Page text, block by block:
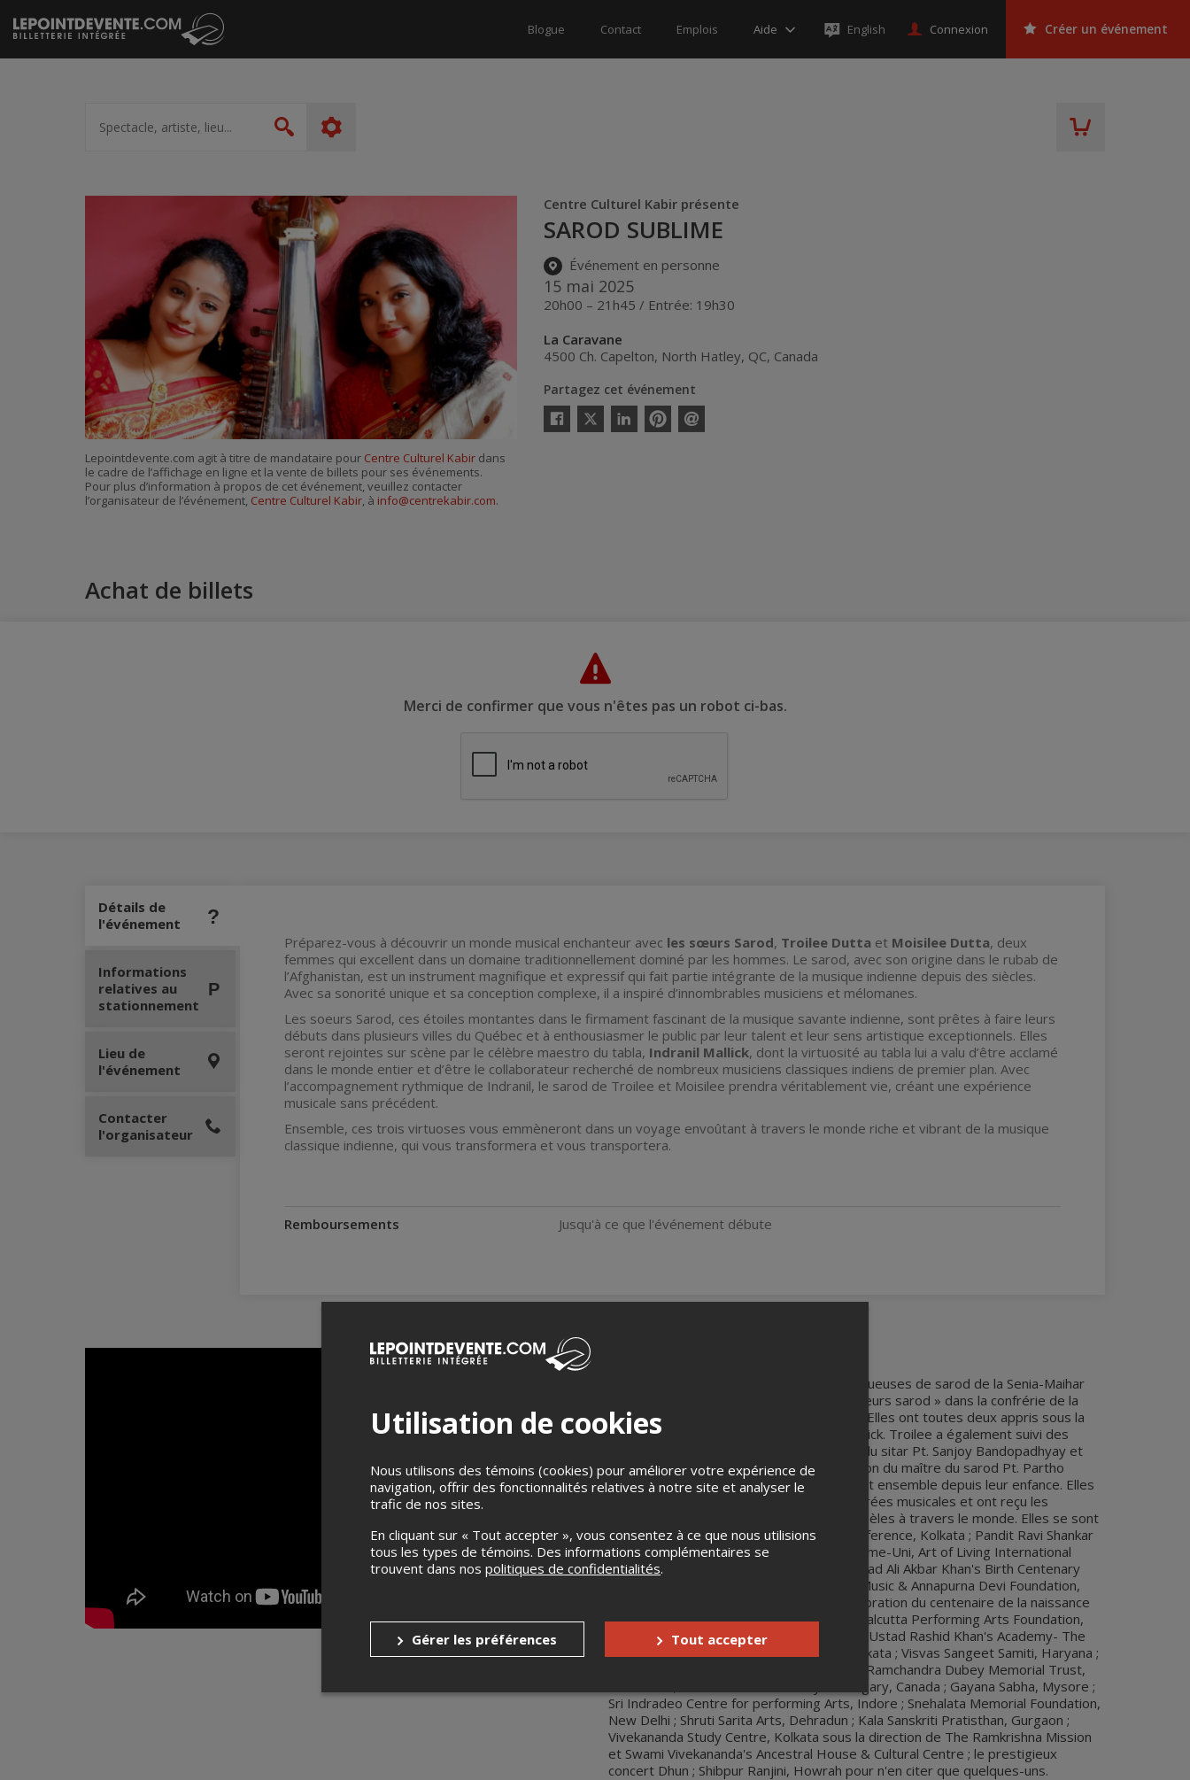
Passer
au
contenu
Blogue Contact Emplois Aide English Connexion Créer un événement
artiste,
lieu...
Rechercher
Centre Culturel Kabir présente
SAROD SUBLIME
Événement en personne
15 mai 2025
20h00 – 21h45 / Entrée: 19h30
La Caravane
4500 Ch. Capelton, North Hatley, QC, Canada
Partagez cet événement
Facebook
Twitter
LinkedinPinterestEnvoyer
Lepointdevente.com agit à titre de mandataire pour Centre Culturel Kabir dans
le cadre de l’affichage en ligne et la vente de billets pour ses événements.
Pour plus d’information à propos de cet événement, veuillez contacter
l’organisateur de l’événement, Centre Culturel Kabir, à info@centrekabir.com.
Achat de billets
Merci de confirmer que vous n'êtes pas un robot ci-bas.
Détails de
l'événement
Préparez-vous à découvrir un monde musical enchanteur avec les sœurs Sarod, Troilee Dutta et Moisilee Dutta, deux
femmes qui excellent dans un domaine traditionnellement dominé par les hommes. Le sarod, avec son origine dans le rubab de
l’Afghanistan, est un instrument magnifique et expressif qui fait partie intégrante de la musique indienne depuis des siècles.
Avec sa sonorité unique et sa conception complexe, il a inspiré d’innombrables musiciens et mélomanes.
Les soeurs Sarod, ces étoiles montantes dans le firmament fascinant de la musique savante indienne, sont prêtes à faire leurs
débuts dans plusieurs villes du Québec et à enthousiasmer le public par leur talent et leur sens artistique exceptionnels. Elles
seront rejointes sur scène par le célèbre maestro du tabla, Indranil Mallick, dont la virtuosité au tabla lui a valu d’être acclamé
dans le monde entier et d’être le collaborateur recherché de nombreux musiciens classiques indiens de premier plan. Avec
l’accompagnement rythmique de Indranil, le sarod de Troilee et Moisilee prendra véritablement vie, créant une expérience
musicale sans précédent.
Ensemble, ces trois virtuoses vous emmèneront dans un voyage envoûtant à travers le monde riche et vibrant de la musique
classique indienne, qui vous transformera et vous transportera.
Remboursements Jusqu'à ce que l'événement débute
Informations
relatives au
stationnement
Lieu de
l'événement
Contacter
l'organisateur
Troilee et Moisilee sont les deux jeunes joueuses de sarod de la Senia-Maihar
Gharana, communément appelées les « sœurs sarod » dans la confrérie de la
musique instrumentale classique indienne. Elles ont toutes deux appris sous la
direction affectueuse de Pandit Kamal Mallick. Troilee a également suivi des
auprès du virtuose du sitar Pt. Sanjoy Bandopadhyay et
elles sont maintenant sous la noble direction du maître du sarod Pt. Partho
Sarathy. Les « sœurs sarod » se produisent ensemble depuis leur enfance. Elles
se sont produites lors de nombreuses soirées musicales et ont reçu les
bénédictions de musiciens et de publics fidèles à travers le monde. Elles se sont
produites pour The Dover Lane Music Conference, Kolkata ; Pandit Ravi Shankar
Music Foundation, New Delhi, Milap, Royaume-Uni, Art of Living International
Centre, Bengaluru ; Padma Vibhaushan Ustad Ali Akbar Khan's Birth Centenary
Concert by Aashish Khan School of World Music & Annapurna Devi Foundation,
Kolkata ; Bhimpalas- Bharat Ratna Pt. Célébration du centenaire de la naissance
de Bhimsen Joshi à Dharwad, Karnataka ; Calcutta Performing Arts Foundation,
Chowdhury House, Kolkata ; Rang festival, Ustad Rashid Khan's Academy- The
Fifth Note Global Centre of Excellence, Kolkata ; Visvas Sangeet Samiti, Haryana ;
Kala Sanskriti Pratisthan, Gurgaon ; Pandit Ramchandra Dubey Memorial Trust,
New Delhi ; Sarb Akal Music Society de Calgary, Canada ; Gayana Sabha, Mysore ;
Sri Indradeo Centre for performing Arts, Indore ; Snehalata Memorial Foundation,
New Delhi ; Shruti Sarita Arts, Dehradun ; Kala Sanskriti Pratisthan, Gurgaon ;
Vivekananda Study Centre, Kolkata sous la direction de The Ramkrishna Mission
et Swami Vivekananda's Ancestral House & Cultural Centre ; le prestigieux
concert Dhun ; Shibpur Ranjini, Howrah pour n'en citer que quelques-uns.
Utilisation de cookies
Nous utilisons des témoins (cookies) pour améliorer votre expérience de
navigation, offrir des fonctionnalités relatives à notre site et analyser le
trafic de nos sites.
En cliquant sur « Tout accepter », vous consentez à ce que nous utilisions
tous les types de témoins. Des informations complémentaires se
trouvent dans nos politiques de confidentialités.
Gérer les préférences Tout accepter